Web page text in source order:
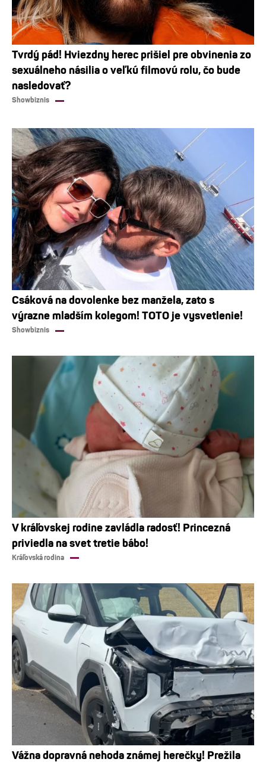
Tvrdý pád! Hviezdny herec prišiel pre obvinenia zo
sexuálneho násilia o veľkú filmovú rolu, čo bude
nasledovať?
Showbiznis
Csáková na dovolenke bez manžela, zato s
výrazne mladším kolegom! TOTO je vysvetlenie!
Showbiznis
V kráľovskej rodine zavládla radosť! Princezná
priviedla na svet tretie bábo!
Kráľovská rodina
Vážna dopravná nehoda známej herečky! Prežila